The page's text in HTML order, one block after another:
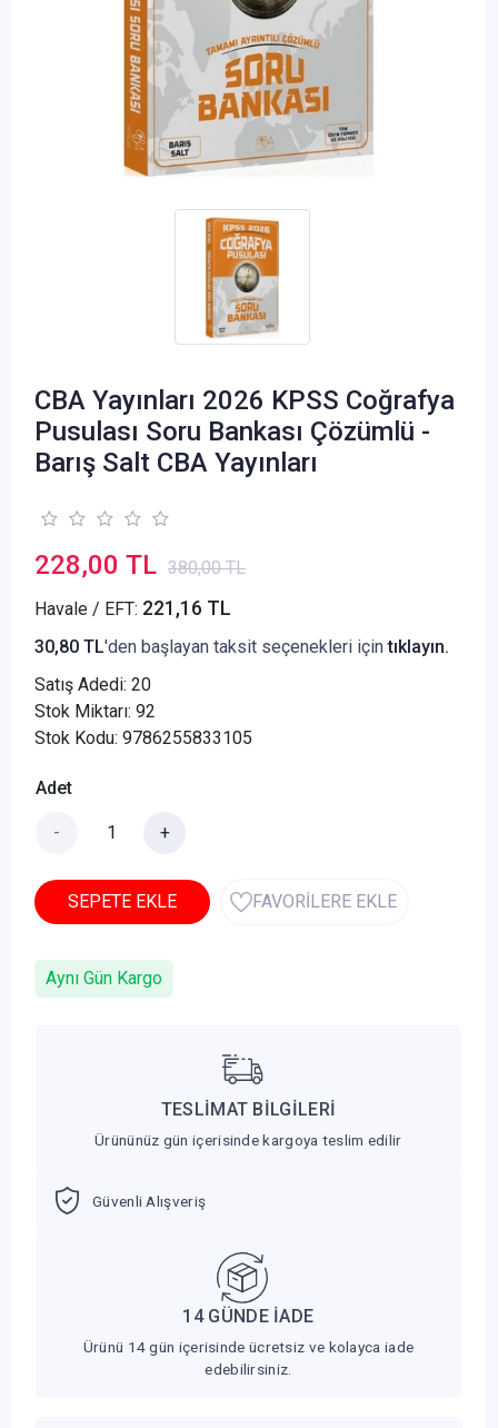
CBA Yayınları 2026 KPSS Coğrafya
Pusulası Soru Bankası Çözümlü -
Barış Salt CBA Yayınları
228,00 TL 380,00 TL
Havale / EFT: 221,16 TL
30,80 TL'den başlayan taksit seçenekleri içintıklayın.
Satış Adedi: 20
Stok Miktarı: 92
Stok Kodu: 9786255833105
Adet
- +
SEPETE EKLE FAVORİLERE EKLE
Aynı Gün Kargo
TESLİMAT BİLGİLERİ
Ürününüz gün içerisinde kargoya teslim edilir
Güvenli Alışveriş
14 GÜNDE İADE
Ürünü 14 gün içerisinde ücretsiz ve kolayca iade
edebilirsiniz.